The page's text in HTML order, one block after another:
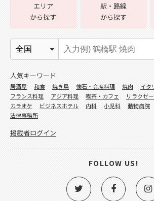
エリア
から探す
駅・路線
から探す
人気キーワード
居酒屋 和食 焼き鳥 懐石・会席料理 焼肉
イタ
フランス料理
アジア料理 喫茶・カフェ リラクゼ
カラオケ
ビジネスホテル 内科 小児科 動物病院
法律事務所
掲載者ログイン
FOLLOW US!